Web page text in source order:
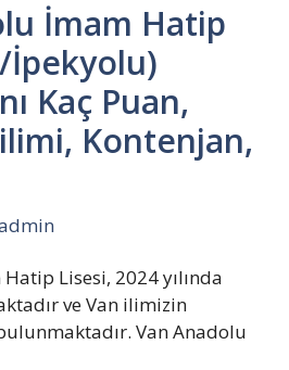
İmam Hatip
İpekyolu)
Kaç Puan,
Kontenjan,
Lisesi, 2024 yılında
ve Van ilimizin
Van Anadolu